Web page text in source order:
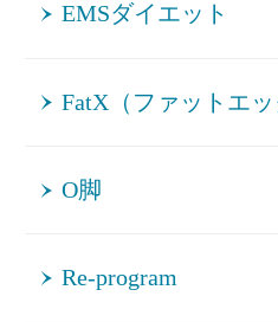
EMSダイエット
FatX（ファットエッ
O脚
Re-program